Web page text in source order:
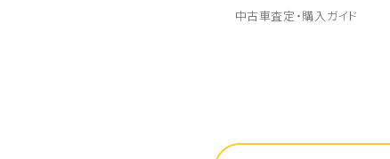
中古車査定・購入ガイド